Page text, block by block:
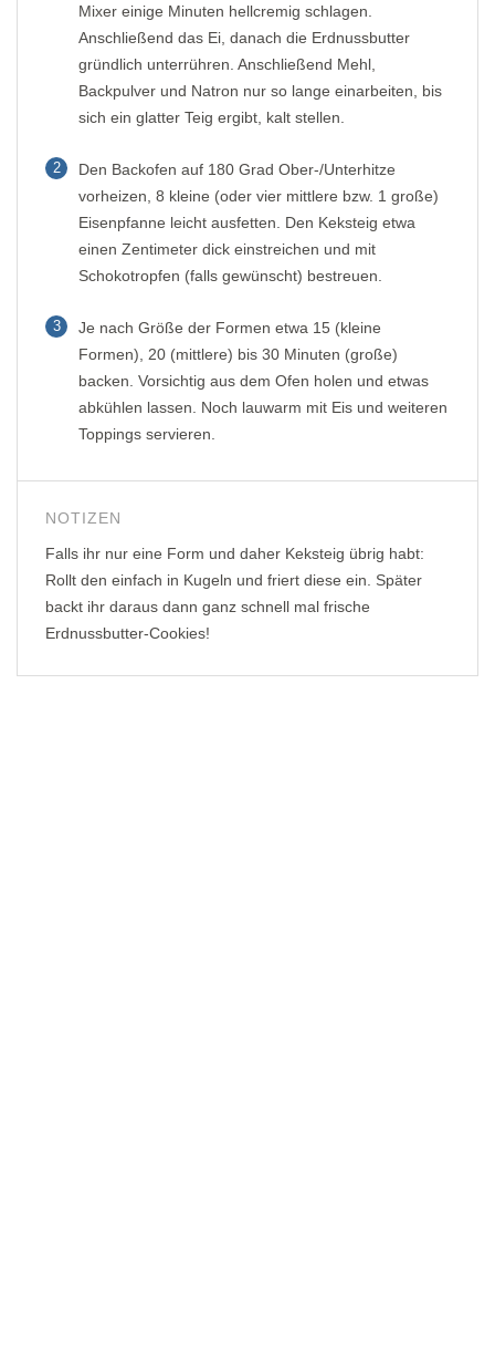
Mixer einige Minuten hellcremig schlagen.
Anschließend das Ei, danach die Erdnussbutter
gründlich unterrühren. Anschließend Mehl,
Backpulver und Natron nur so lange einarbeiten, bis
sich ein glatter Teig ergibt, kalt stellen.
2
Den Backofen auf 180 Grad Ober-/Unterhitze
vorheizen, 8 kleine (oder vier mittlere bzw. 1 große)
Eisenpfanne leicht ausfetten. Den Keksteig etwa
einen Zentimeter dick einstreichen und mit
Schokotropfen (falls gewünscht) bestreuen.
3
Je nach Größe der Formen etwa 15 (kleine
Formen), 20 (mittlere) bis 30 Minuten (große)
backen. Vorsichtig aus dem Ofen holen und etwas
abkühlen lassen. Noch lauwarm mit Eis und weiteren
Toppings servieren.
NOTIZEN
Falls ihr nur eine Form und daher Keksteig übrig habt:
Rollt den einfach in Kugeln und friert diese ein. Später
backt ihr daraus dann ganz schnell mal frische
Erdnussbutter-Cookies!